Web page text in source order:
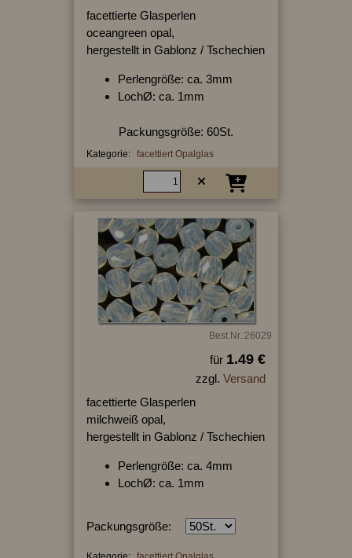
facettierte Glasperlen
oceangreen opal,
hergestellt in Gablonz / Tschechien
Perlengröße: ca. 3mm
LochØ: ca. 1mm
Packungsgröße: 60St.
Kategorie: facettiert Opalglas
Best.Nr.:26029
für 1.49 €
zzgl. Versand
facettierte Glasperlen
milchweiß opal,
hergestellt in Gablonz / Tschechien
Perlengröße: ca. 4mm
LochØ: ca. 1mm
Packungsgröße: